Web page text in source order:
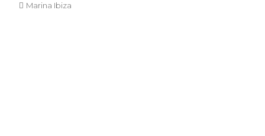
Marina Ibiza